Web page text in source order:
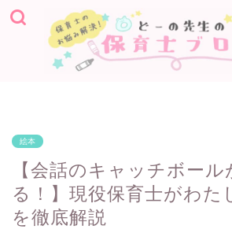
絵本
【会話のキャッチボール
る！】現役保育士がわた
を徹底解説